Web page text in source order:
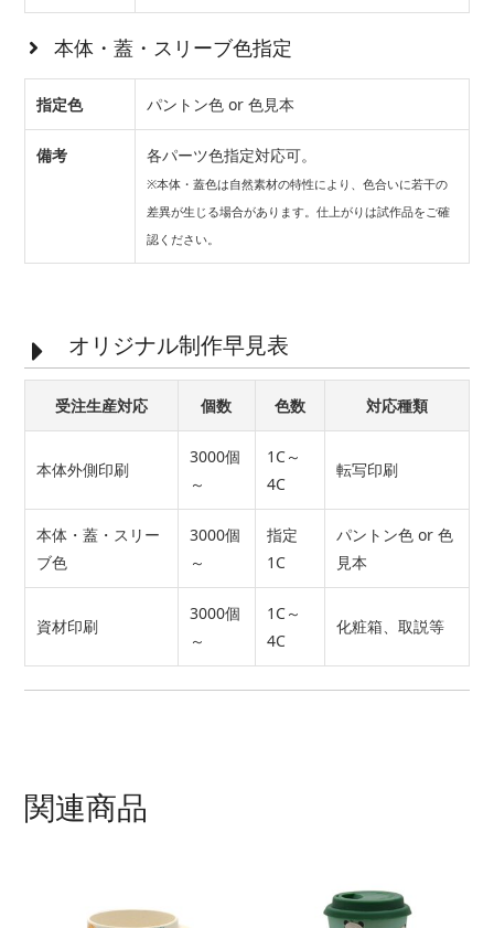
本体・蓋・スリーブ色指定
指定色 パントン色 or 色見本
備考 各パーツ色指定対応可。
※本体・蓋色は自然素材の特性により、色合いに若干の
差異が生じる場合があります。仕上がりは試作品をご確
認ください。
オリジナル制作早見表
受注生産対応 個数 色数 対応種類
本体外側印刷
3000個
～
1C～
4C
転写印刷
本体・蓋・スリー
ブ色
3000個
～
指定
1C
パントン色 or 色
見本
資材印刷
3000個
～
1C～
4C
化粧箱、取説等
関連商品